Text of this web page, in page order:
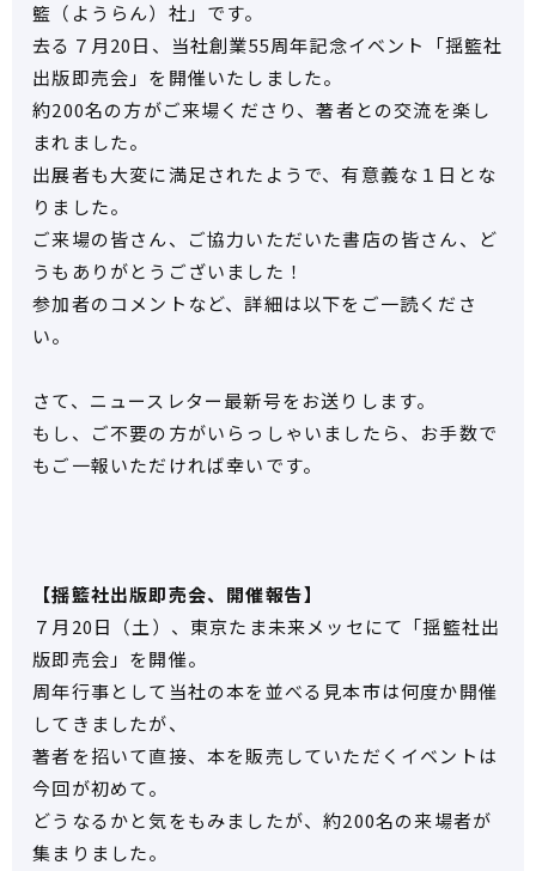
籃（ようらん）社」です。
去る７月20日、当社創業55周年記念イベント「揺籃社
出版即売会」を開催いたしました。
約200名の方がご来場くださり、著者との交流を楽し
まれました。
出展者も大変に満足されたようで、有意義な１日とな
りました。
ご来場の皆さん、ご協力いただいた書店の皆さん、ど
うもありがとうございました！
参加者のコメントなど、詳細は以下をご一読くださ
い。
さて、ニュースレター最新号をお送りします。
もし、ご不要の方がいらっしゃいましたら、お手数で
もご一報いただければ幸いです。
【揺籃社出版即売会、開催報告】
７月20日（土）、東京たま未来メッセにて「揺籃社出
版即売会」を開催。
周年行事として当社の本を並べる見本市は何度か開催
してきましたが、
著者を招いて直接、本を販売していただくイベントは
今回が初めて。
どうなるかと気をもみましたが、約200名の来場者が
集まりました。